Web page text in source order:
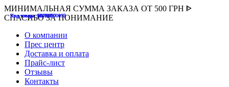
МИНИМАЛЬНАЯ СУММА ЗАКАЗА ОТ 500 ГРН ᐈ
СПАСИБО ЗА ПОНИМАНИЕ
О компании
Прес центр
Доставка и оплата
Прайс-лист
Отзывы
Контакты
Код товара :507000
Код товара :HUK-K00058
Код товара :Т075177
Код товара :pnsv12
Код товара :HUK-K00072